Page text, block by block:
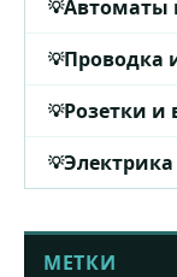
Автоматы
Проводка
Розетки и
МЕТКИ